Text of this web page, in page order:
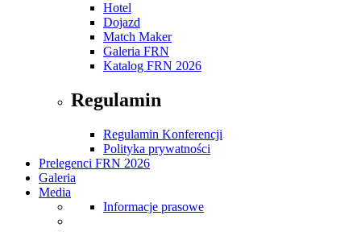
Hotel
Dojazd
Match Maker
Galeria FRN
Katalog FRN 2026
Regulamin
Regulamin Konferencji
Polityka prywatności
Prelegenci FRN 2026
Galeria
Media
Informacje prasowe